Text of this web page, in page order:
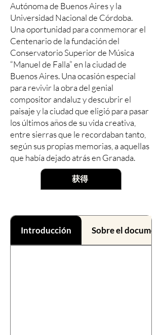
Autónoma de Buenos Aires y la
Universidad Nacional de Córdoba.
Una oportunidad para conmemorar el
Centenario de la fundación del
Conservatorio Superior de Música
“Manuel de Falla” en la ciudad de
Buenos Aires. Una ocasión especial
para revivir la obra del genial
compositor andaluz y descubrir el
paisaje y la ciudad que eligió para pasar
los últimos años de su vida creativa,
entre sierras que le recordaban tanto,
según sus propias memorias, a aquellas
que había dejado atrás en Granada.
获得
Introducción Sobre el